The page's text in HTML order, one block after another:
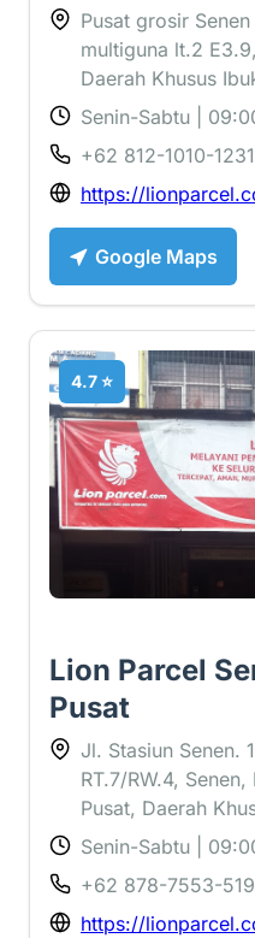
Pusat grosir
multiguna lt.2
Daerah Khusus
Senin-Sabtu |
+62 812-1010-1231
https://
Google Maps
4.7 ⭐
Lion Parcel
Pusat
Jl. Stasiun Senen.
RT.7/RW.4,
Pusat, Daerah
Senin-Sabtu |
+62 878-7553-
https://